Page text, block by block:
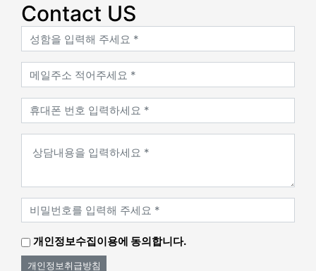
Contact US
개인정보수집이용에 동의합니다.
개인정보취급방침